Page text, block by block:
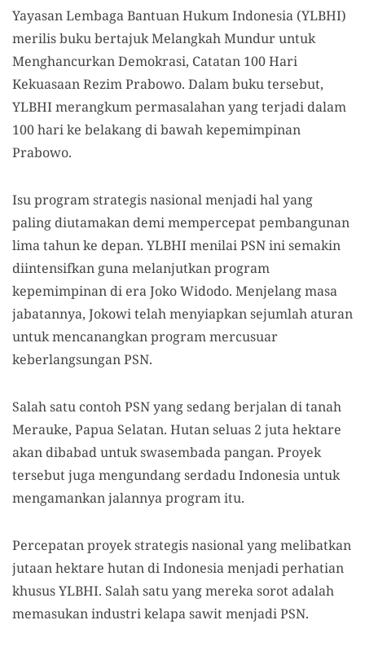
Yayasan Lembaga Bantuan Hukum Indonesia (YLBHI)
merilis buku bertajuk Melangkah Mundur untuk
Menghancurkan Demokrasi, Catatan 100 Hari
Kekuasaan Rezim Prabowo. Dalam buku tersebut,
YLBHI merangkum permasalahan yang terjadi dalam
100 hari ke belakang di bawah kepemimpinan
Prabowo.
Isu program strategis nasional menjadi hal yang
paling diutamakan demi mempercepat pembangunan
lima tahun ke depan. YLBHI menilai PSN ini semakin
diintensifkan guna melanjutkan program
kepemimpinan di era Joko Widodo. Menjelang masa
jabatannya, Jokowi telah menyiapkan sejumlah aturan
untuk mencanangkan program mercusuar
keberlangsungan PSN.
Salah satu contoh PSN yang sedang berjalan di tanah
Merauke, Papua Selatan. Hutan seluas 2 juta hektare
akan dibabad untuk swasembada pangan. Proyek
tersebut juga mengundang serdadu Indonesia untuk
mengamankan jalannya program itu.
Percepatan proyek strategis nasional yang melibatkan
jutaan hektare hutan di Indonesia menjadi perhatian
khusus YLBHI. Salah satu yang mereka sorot adalah
memasukan industri kelapa sawit menjadi PSN.